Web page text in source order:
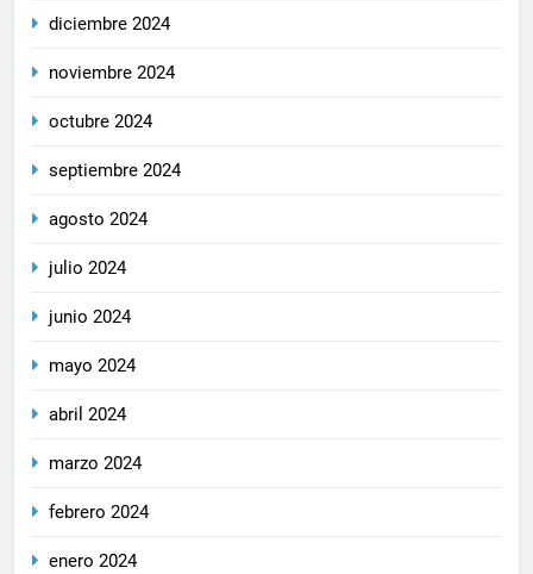
diciembre 2024
noviembre 2024
octubre 2024
septiembre 2024
agosto 2024
julio 2024
junio 2024
mayo 2024
abril 2024
marzo 2024
febrero 2024
enero 2024